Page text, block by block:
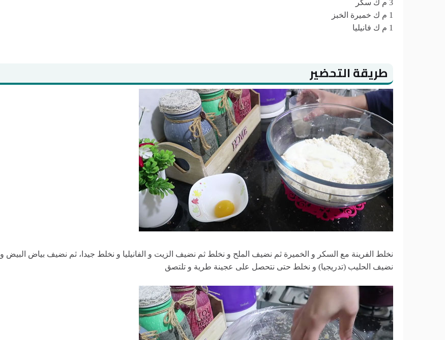
3 م ك سكر
1 م ك خميرة الخبز
1 م ك فانيليا
طريقة التحضير
نخلط الفرينة مع السكر و الخميرة ثم نضيف الملح و نخلط ثم نضيف الزيت و الفانيليا و نخلط جيدا، ثم نضيف بياض البيض و
نضيف الحليب (تدريجيا) و نخلط حتى نتحصل على عجينة طرية و تلتصق